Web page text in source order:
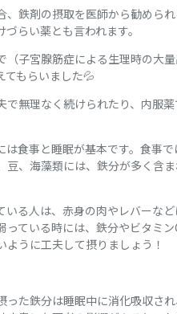
、鉄剤の摂取を医師から勧めら
らい薬とも言われます。
（子宮腺筋症による生理時の大
てもらいました💦
で無理なく続けられたり、内服
は食事と睡眠が基本です。食事
豆、海藻類には、鉄分が多く含
いる人は、赤身の肉やレバーな
っている時には、鉄分やビタミ
ように工夫して摂りましょう！
った鉄分は睡眠中に消化吸収さ